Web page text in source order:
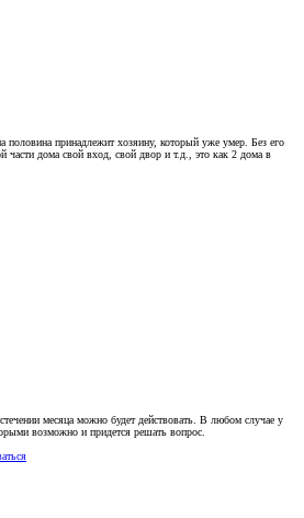
половина принадлежит хозяину, который уже умер. Без его
части дома свой вход, свой двор и т.д., это как 2 дома в
месяца можно будет действовать. В любом случае у
возможно и придется решать вопрос.